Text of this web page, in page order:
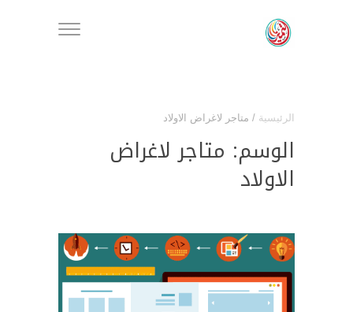
الرئيسية / متاجر لاغراض الاولاد
الوسم: متاجر لاغراض
الاولاد